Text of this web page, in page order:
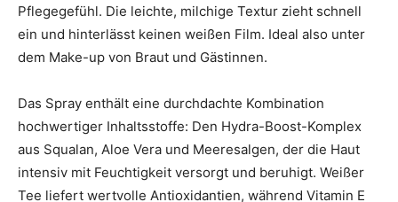
Pflegegefühl. Die leichte, milchige Textur zieht schnell
ein und hinterlässt keinen weißen Film. Ideal also unter
dem Make-up von Braut und Gästinnen.
Das Spray enthält eine durchdachte Kombination
hochwertiger Inhaltsstoffe: Den Hydra-Boost-Komplex
aus Squalan, Aloe Vera und Meeresalgen, der die Haut
intensiv mit Feuchtigkeit versorgt und beruhigt. Weißer
Tee liefert wertvolle Antioxidantien, während Vitamin E